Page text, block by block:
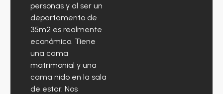
personas y al ser un
departamento de
35m2 es realmente
económico. Tiene
una cama
matrimonial y una
cama nido en la sala
de estar. Nos